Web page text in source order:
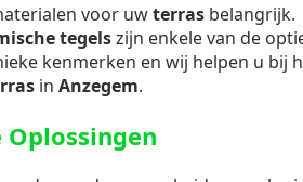
voor uwterras belangrijk.
tegelszijn enkele van de
kenmerken en wij helpen u bij
in Anzegem.
Oplossingen